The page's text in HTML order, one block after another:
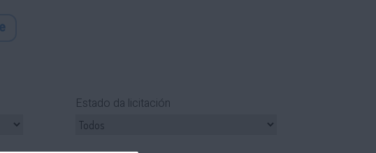
Estado da licitación